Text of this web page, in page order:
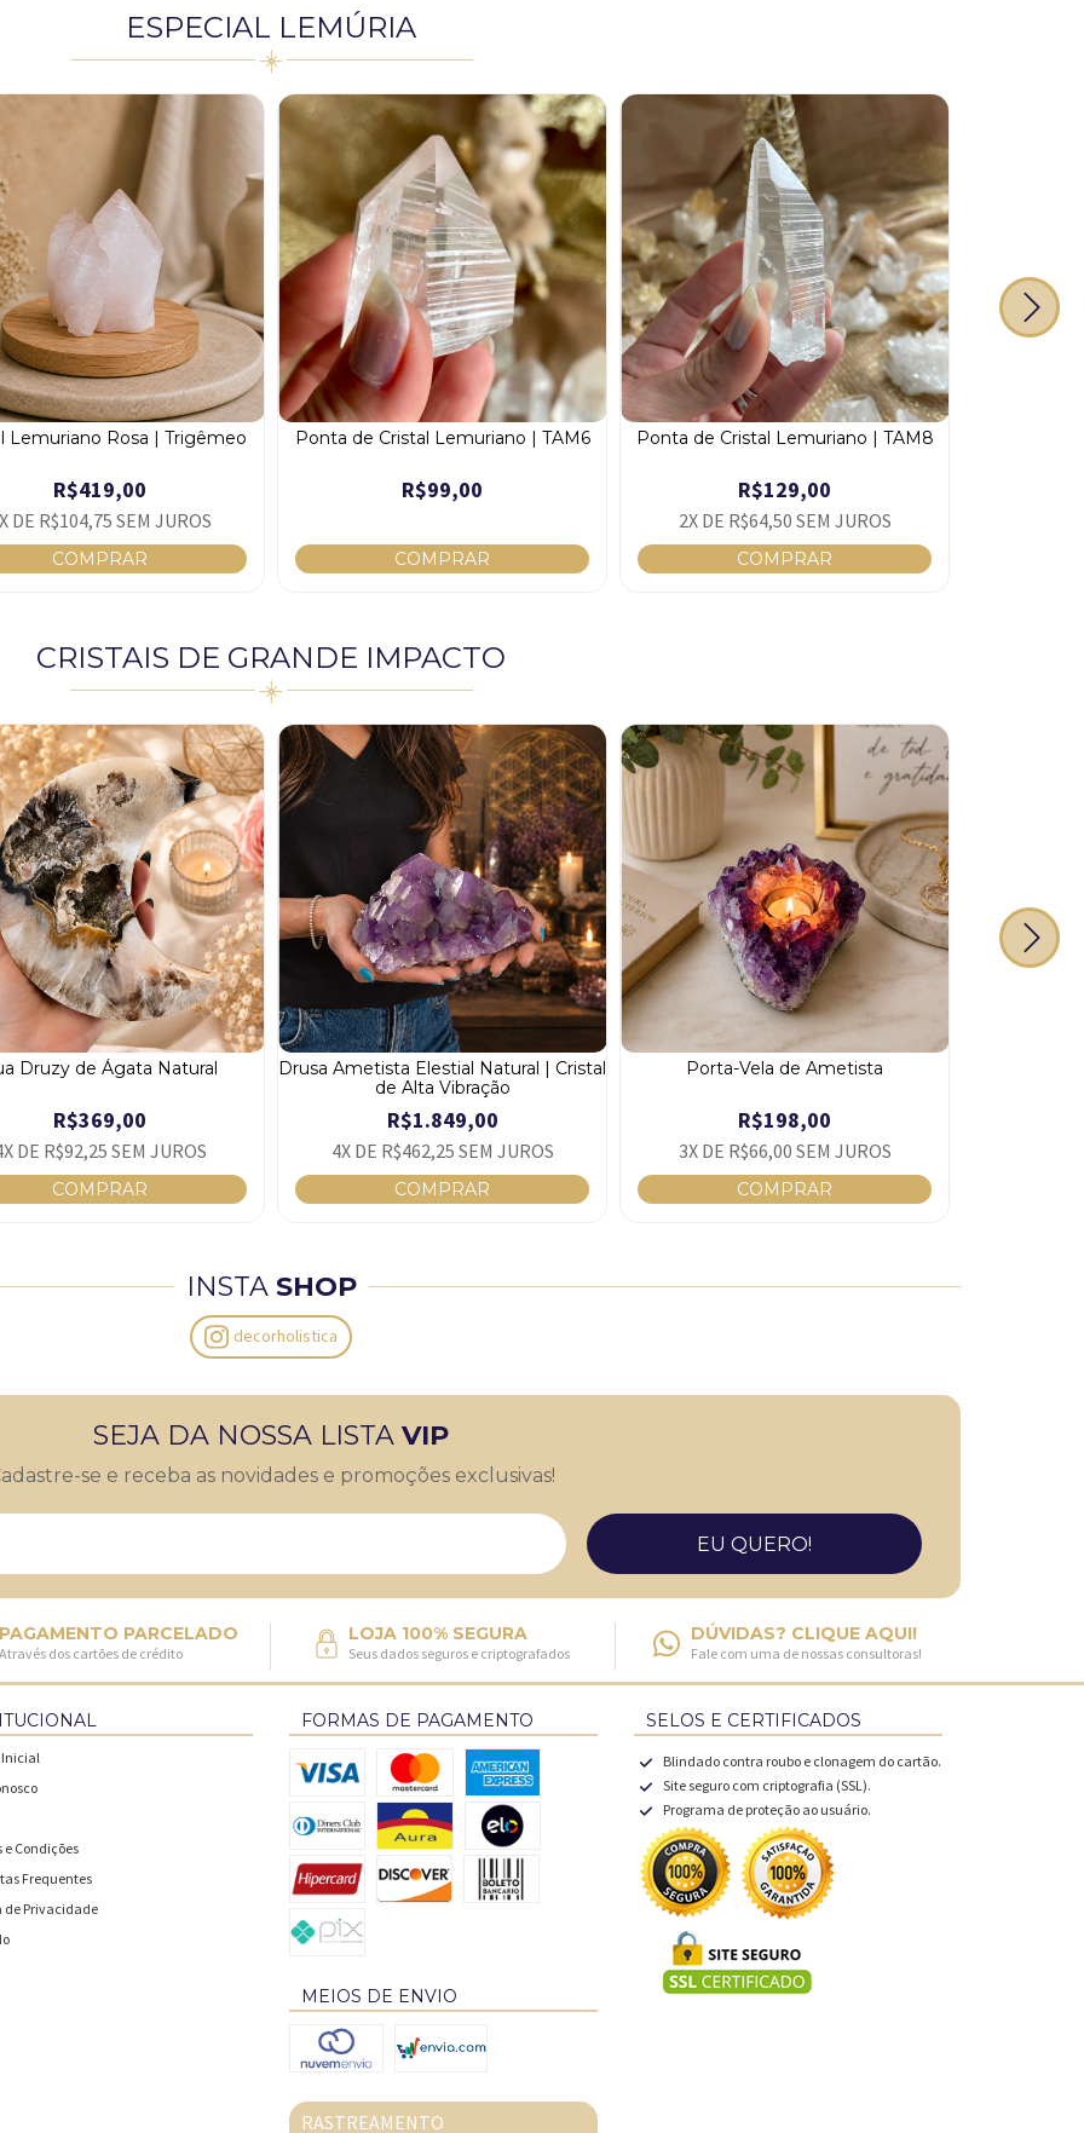
ESPECIAL LEMÚRIA
Lemuriano Rosa | Trigêmeo
R$419,00
DE R$104,75 SEM JUROS
Ponta de Cristal Lemuriano | TAM6
R$99,00
Ponta de Cristal Lemuriano | TAM8
R$129,00
2X DE R$64,50 SEM JUROS
CRISTAIS DE GRANDE IMPACTO
Druzy de Ágata Natural
R$369,00
X DE R$92,25 SEM JUROS
Drusa Ametista Elestial Natural | Cristal
de Alta Vibração
R$1.849,00
4X DE R$462,25 SEM JUROS
Porta-Vela de Ametista
R$198,00
3X DE R$66,00 SEM JUROS
INSTA SHOP
decorholistica
SEJA DA NOSSA LISTA VIP
se e receba as novidades e promoções exclusivas!
PARCELADO
dos cartões de crédito
LOJA 100% SEGURA
Seus dados seguros e criptografados
DÚVIDAS? CLIQUE AQUI!
Fale com uma de nossas consultoras!
Inicial
e Condições
Frequentes
de Privacidade
FORMAS DE PAGAMENTO
MEIOS DE ENVIO
RASTREAMENTO
SELOS E CERTIFICADOS
Blindado contra roubo e clonagem do cartão.
Site seguro com criptografia (SSL).
Programa de proteção ao usuário.